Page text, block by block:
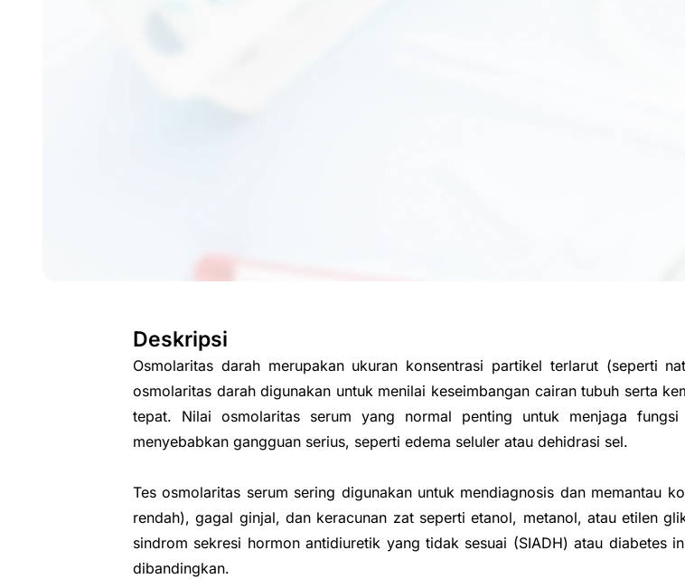
Deskripsi
Osmolaritas darah merupakan ukuran konsentrasi partikel terlarut (seperti
osmolaritas darah digunakan untuk menilai keseimbangan cairan tubuh serta
tepat. Nilai osmolaritas serum yang normal penting untuk menjaga
menyebabkan gangguan serius, seperti edema seluler atau dehidrasi sel.
Tes osmolaritas serum sering digunakan untuk mendiagnosis dan memantau
rendah), gagal ginjal, dan keracunan zat seperti etanol, metanol, atau etilen
sindrom sekresi hormon antidiuretik yang tidak sesuai (SIADH) atau diabetes
dibandingkan.